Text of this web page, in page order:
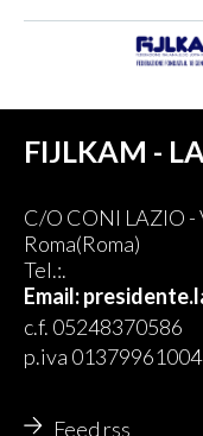
FIJLKAM -
C/O CONI LAZIO
Roma(Roma)
Tel.:.
Email:
c.f. 05248370586
p.iva 01379961004
Feed rss